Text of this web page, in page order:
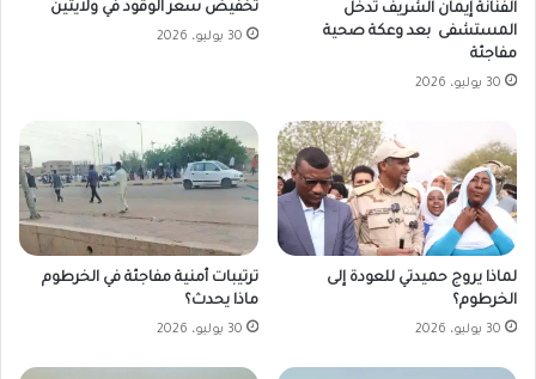
الفنانة إيمان الشريف تدخل
المستشفى بعد وعكة صحية
مفاجئة
30 يوليو، 2026
تخفيض سعر الوقود في ولايتين
30 يوليو، 2026
لماذا يروج حميدتي للعودة إلى
الخرطوم؟
30 يوليو، 2026
ترتيبات أمنية مفاجئة في الخرطوم
ماذا يحدث؟
30 يوليو، 2026